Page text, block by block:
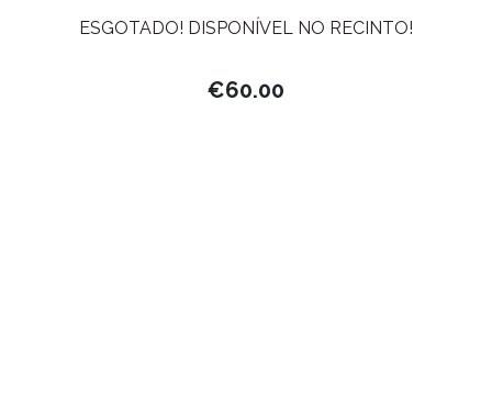
ESGOTADO! DISPONÍVEL NO RECINTO!
€60.00